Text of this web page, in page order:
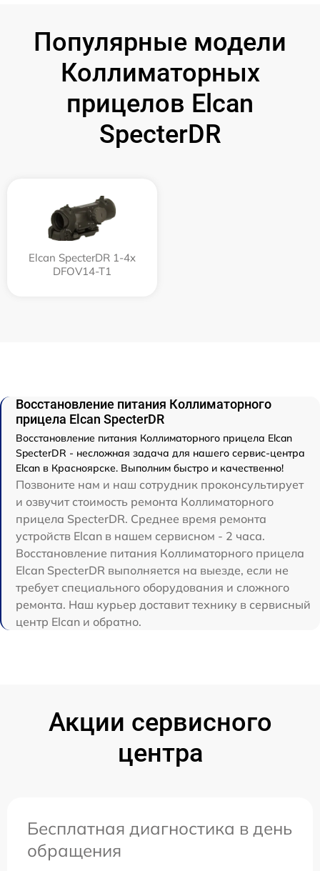
Популярные модели
Коллиматорных
прицелов Elcan
SpecterDR
Elcan SpecterDR 1-4x
DFOV14-T1
Восстановление питания Коллиматорного
прицела Elcan SpecterDR
Восстановление питания Коллиматорного прицела Elcan
SpecterDR - несложная задача для нашего сервис-центра
Elcan в Красноярске. Выполним быстро и качественно!
Позвоните нам и наш сотрудник проконсультирует
и озвучит стоимость ремонта Коллиматорного
прицела SpecterDR. Среднее время ремонта
устройств Elcan в нашем сервисном - 2 часа.
Восстановление питания Коллиматорного прицела
Elcan SpecterDR выполняется на выезде, если не
требует специального оборудования и сложного
ремонта. Наш курьер доставит технику в сервисный
центр Elcan и обратно.
Акции сервисного
центра
Бесплатная диагностика в день
обращения